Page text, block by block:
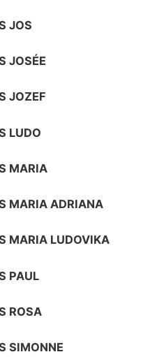
JOS
JOSÉE
JOZEF
LUDO
MARIA
MARIA ADRIANA
MARIA LUDOVIKA
PAUL
ROSA
SIMONNE